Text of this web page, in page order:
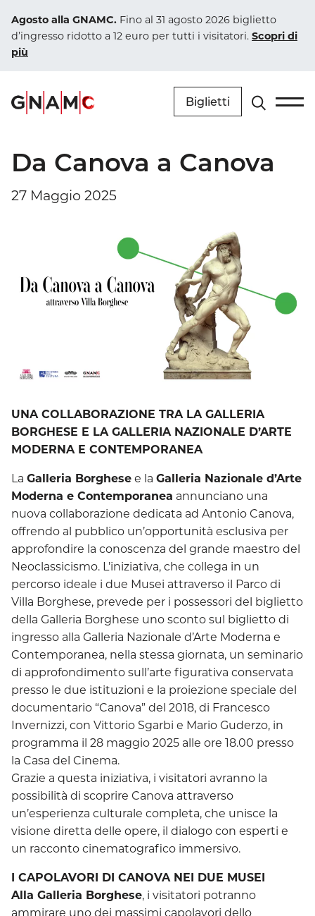
Agosto alla GNAMC. Fino al 31 agosto 2026 biglietto
d’ingresso ridotto a 12 euro per tutti i visitatori. Scopri di
più
Navigazione principale
Biglietti
Da Canova a Canova
27 Maggio 2025
UNA COLLABORAZIONE TRA LA GALLERIA
BORGHESE E LA GALLERIA NAZIONALE D’ARTE
MODERNA E CONTEMPORANEA
La Galleria Borghesee la Galleria Nazionale d’Arte
Moderna e Contemporanea annunciano una
nuova collaborazione dedicata ad Antonio Canova,
offrendo al pubblico un’opportunità esclusiva per
approfondire la conoscenza del grande maestro del
Neoclassicismo. L’iniziativa, che collega in un
percorso ideale i due Musei attraverso il Parco di
Villa Borghese, prevede per i possessori del biglietto
della Galleria Borghese uno sconto sul biglietto di
ingresso alla Galleria Nazionale d’Arte Moderna e
Contemporanea, nella stessa giornata, un seminario
di approfondimento sull’arte figurativa conservata
presso le due istituzioni e la proiezione speciale del
documentario “Canova” del 2018, di Francesco
Invernizzi, con Vittorio Sgarbi e Mario Guderzo, in
programma il 28 maggio 2025 alle ore 18.00 presso
la Casa del Cinema.
Grazie a questa iniziativa, i visitatori avranno la
possibilità di scoprire Canova attraverso
un’esperienza culturale completa, che unisce la
visione diretta delle opere, il dialogo con esperti e
un racconto cinematografico immersivo.
I CAPOLAVORI DI CANOVA NEI DUE MUSEI
Alla Galleria Borghese, i visitatori potranno
ammirare uno dei massimi capolavori dello